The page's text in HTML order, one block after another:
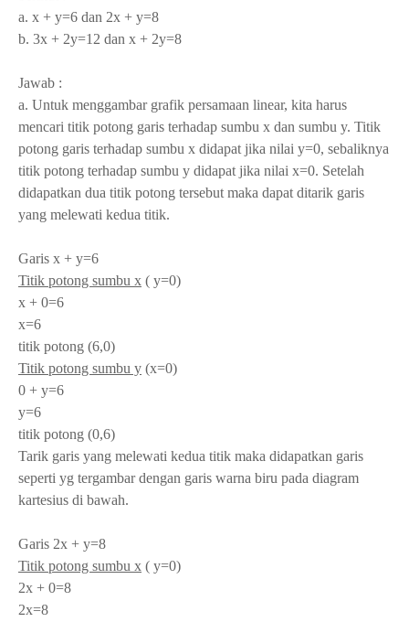
a. x + y=6 dan 2x + y=8
b. 3x + 2y=12 dan x + 2y=8
Jawab :
a. Untuk menggambar grafik persamaan linear, kita harus
mencari titik potong garis terhadap sumbu x dan sumbu y. Titik
potong garis terhadap sumbu x didapat jika nilai y=0, sebaliknya
titik potong terhadap sumbu y didapat jika nilai x=0. Setelah
didapatkan dua titik potong tersebut maka dapat ditarik garis
yang melewati kedua titik.
Garis x + y=6
Titik potong sumbu x ( y=0)
x + 0=6
x=6
titik potong (6,0)
Titik potong sumbu y (x=0)
0 + y=6
y=6
titik potong (0,6)
Tarik garis yang melewati kedua titik maka didapatkan garis
seperti yg tergambar dengan garis warna biru pada diagram
kartesius di bawah.
Garis 2x + y=8
Titik potong sumbu x ( y=0)
2x + 0=8
2x=8